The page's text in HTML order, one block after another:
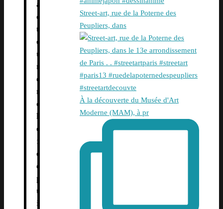
a
c
t
e
u
r
e
n
c
h
e
f
d
e
p
u
i
Street-art, rue de la Poterne des
Peupliers, dans
À la découverte du Musée d'Art
Moderne (MAM), à pr